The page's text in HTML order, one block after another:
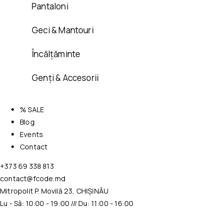
Pantaloni
Geci & Mantouri
Încălțăminte
Genți & Accesorii
% SALE
Blog
Events
Contact
+373 69 338 813
contact@fcode.md
Mitropolit P. Movilă 23, CHIȘINĂU
Lu - Sâ: 10:00 - 19:00 /// Du: 11:00 - 16:00